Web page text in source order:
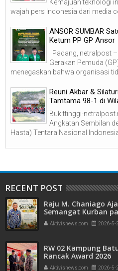
Kemajuan teknologi
wajah pers Indonesia dari media
ANSOR SUMBAR
Ketum PP GP Ansor
Padang, netralpost
Gerakan Pemuda
menegaskan bahwa organisasi
Reuni Akbar &
Tamtama 98-1 di
Bukittinggi-
Angkatan Sembilan
Hasta) Tentara Nasional Indonesia
RECENT POST
Raju M. Chaniago
Semangat Kurban
Aktivisnews.com 2026-5-
RW 02 Kampung
Rancak Award 2026
Aktivisnews.com 2026-5-